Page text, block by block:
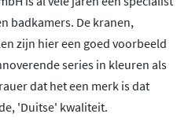
badkamers. De kranen,
zijn hier een goed voorbeeld
series in kleuren als
dat het een merk is dat
'Duitse' kwaliteit.